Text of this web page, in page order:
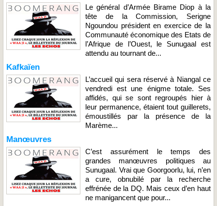
Le général d’Armée Birame Diop à la
tête de la Commission, Serigne
Ngoundou président en exercice de la
Communauté économique des Etats de
l’Afrique de l’Ouest, le Sunugaal est
attendu au tournant de...
Kafkaïen
L’accueil qui sera réservé à Niangal ce
vendredi est une énigme totale. Ses
affidés, qui se sont regroupés hier à
leur permanence, étaient tout guillerets,
émoustillés par la présence de la
Marème...
Manœuvres
C’est assurément le temps des
grandes manœuvres politiques au
Sunugaal. Vrai que Goorgoorlu, lui, n’en
a cure, obnubilé par la recherche
effrénée de la DQ. Mais ceux d’en haut
ne manigancent que pour...